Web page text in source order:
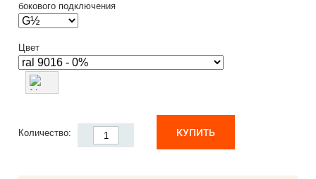
бокового подключения
Цвет
Количество: КУПИТЬ